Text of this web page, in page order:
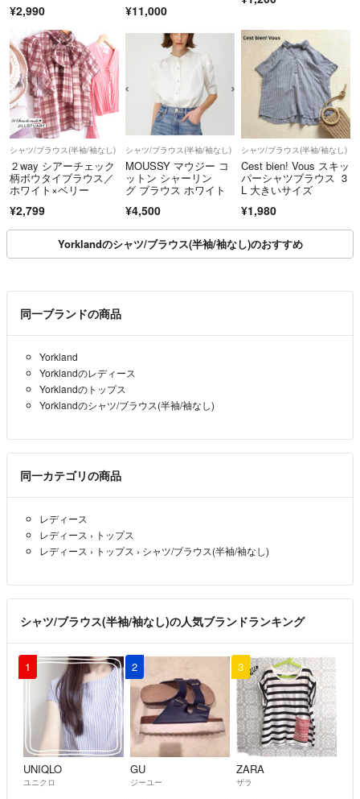
¥2,990 ¥11,000
シャツ/ブラウス(半袖/袖なし)
２way シアーチェック
柄ボウタイブラウス／
ホワイト×ベリー
¥2,799
シャツ/ブラウス(半袖/袖なし)
MOUSSY マウジー コ
ットン シャーリン
グ ブラウス ホワイト
¥4,500
シャツ/ブラウス(半袖/袖なし)
Cest bien! Vous スキッ
パーシャツブラウス 3
L 大きいサイズ
¥1,980
Yorklandのシャツ/ブラウス(半袖/袖なし)のおすすめ
同一ブランドの商品
Yorkland
Yorklandのレディース
Yorklandのトップス
Yorklandのシャツ/ブラウス(半袖/袖なし)
同一カテゴリの商品
レディース
レディース › トップス
レディース › トップス › シャツ/ブラウス(半袖/袖なし)
シャツ/ブラウス(半袖/袖なし)の人気ブランドランキング
1
UNIQLO
ユニクロ
2
GU
ジーユー
3
ZARA
ザラ